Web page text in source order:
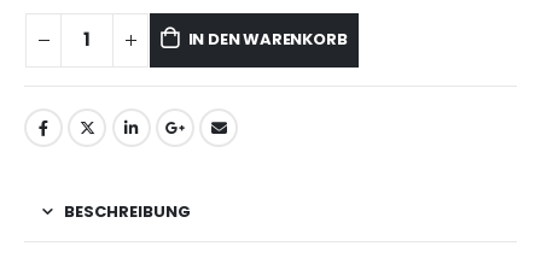
IN DEN WARENKORB
BESCHREIBUNG